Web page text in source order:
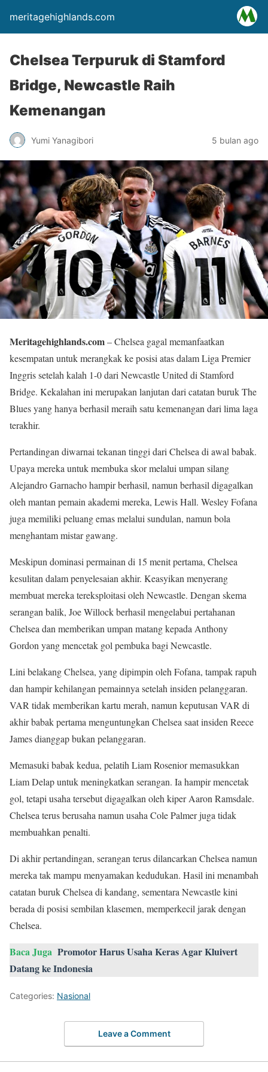
meritagehighlands.com
Chelsea Terpuruk di Stamford
Bridge, Newcastle Raih
Kemenangan
Yumi Yanagibori 5 bulan ago
Meritagehighlands.com– Chelsea gagal memanfaatkan
kesempatan untuk merangkak ke posisi atas dalam Liga Premier
Inggris setelah kalah 1-0 dari Newcastle United di Stamford
Bridge. Kekalahan ini merupakan lanjutan dari catatan buruk The
Blues yang hanya berhasil meraih satu kemenangan dari lima laga
terakhir.
Pertandingan diwarnai tekanan tinggi dari Chelsea di awal babak.
Upaya mereka untuk membuka skor melalui umpan silang
Alejandro Garnacho hampir berhasil, namun berhasil digagalkan
oleh mantan pemain akademi mereka, Lewis Hall. Wesley Fofana
juga memiliki peluang emas melalui sundulan, namun bola
menghantam mistar gawang.
Meskipun dominasi permainan di 15 menit pertama, Chelsea
kesulitan dalam penyelesaian akhir. Keasyikan menyerang
membuat mereka tereksploitasi oleh Newcastle. Dengan skema
serangan balik, Joe Willock berhasil mengelabui pertahanan
Chelsea dan memberikan umpan matang kepada Anthony
Gordon yang mencetak gol pembuka bagi Newcastle.
Lini belakang Chelsea, yang dipimpin oleh Fofana, tampak rapuh
dan hampir kehilangan pemainnya setelah insiden pelanggaran.
VAR tidak memberikan kartu merah, namun keputusan VAR di
akhir babak pertama menguntungkan Chelsea saat insiden Reece
James dianggap bukan pelanggaran.
Memasuki babak kedua, pelatih Liam Rosenior memasukkan
Liam Delap untuk meningkatkan serangan. Ia hampir mencetak
gol, tetapi usaha tersebut digagalkan oleh kiper Aaron Ramsdale.
Chelsea terus berusaha namun usaha Cole Palmer juga tidak
membuahkan penalti.
Di akhir pertandingan, serangan terus dilancarkan Chelsea namun
mereka tak mampu menyamakan kedudukan. Hasil ini menambah
catatan buruk Chelsea di kandang, sementara Newcastle kini
berada di posisi sembilan klasemen, memperkecil jarak dengan
Chelsea.
Baca Juga Promotor Harus Usaha Keras Agar Kluivert
Datang ke Indonesia
Categories: Nasional
Leave a Comment